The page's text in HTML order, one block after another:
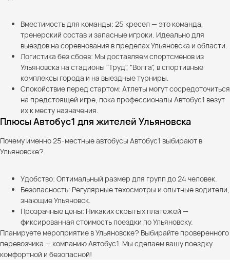
Вместимость для команды: 25 кресел — это команда,
тренерский состав и запасные игроки. Идеально для
выездов на соревнования в пределах Ульяновска и области.
Логистика без сбоев: Мы доставляем спортсменов из
Ульяновска на стадионы "Труд", "Волга", в спортивные
комплексы города и на выездные турниры.
Спокойствие перед стартом: Атлеты могут сосредоточиться
на предстоящей игре, пока профессионалы Автобус1 везут
их к месту назначения.
Плюсы Автобус1 для жителей Ульяновска
Почему именно 25-местные автобусы Автобус1 выбирают в
Ульяновске?
Удобство: Оптимальный размер для групп до 24 человек.
Безопасность: Регулярные техосмотры и опытные водители,
знающие Ульяновск.
Прозрачные цены: Никаких скрытых платежей —
фиксированная стоимость поездки по Ульяновску.
Планируете мероприятие в Ульяновске? Выбирайте проверенного
перевозчика — компанию Автобус1. Мы сделаем вашу поездку
комфортной и безопасной!